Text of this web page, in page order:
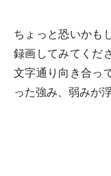
ちょっと恐いかも
録画してみてくだ
文字通り向き合っ
った強み、弱みが